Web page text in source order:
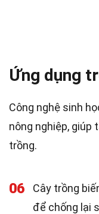
Ứng dụng
Công nghệ sinh
nông nghiệp, giúp
trồng.
06
Cây trồng
để chống lại